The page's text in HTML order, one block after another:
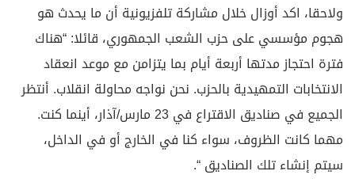
ولاحقا، اكد أوزال خلال مشاركة تلفزيونية أن ما يحدث هو
هجوم مؤسسي على حزب الشعب الجمهوري، قائلا: “هناك
فترة احتجاز مدتها أربعة أيام بما يتزامن مع موعد انعقاد
الانتخابات التمهيدية بالحزب. نحن نواجه محاولة انقلاب. أنتظر
الجميع في صناديق الاقتراع في 23 مارس/آذار، أينما كنت.
مهما كانت الظروف، سواء كنا في الخارج أو في الداخل،
سيتم إنشاء تلك الصناديق “.